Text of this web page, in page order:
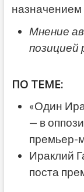
назначением
Мнение
позицией
ПО ТЕМЕ:
«Один
— в
премьер-
Ираклий
поста